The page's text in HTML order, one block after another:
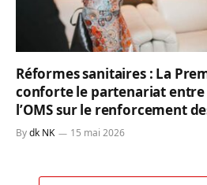
Réformes sanitaires : La
conforte le partenariat entre
l’OMS sur le renforcement
Bydk NK 15 mai 2026